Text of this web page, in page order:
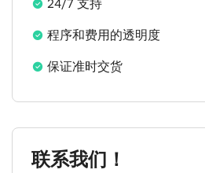
24/7 支持
程序和费用的透明度
保证准时交货
联系我们！